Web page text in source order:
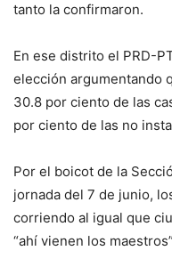
tanto la confirmaron.
En ese distrito el PRD-
elección argumentando
30.8 por ciento de las
por ciento de las no
Por el boicot de la
jornada del 7 de junio,
corriendo al igual que
“ahí vienen los